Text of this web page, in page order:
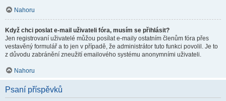
Nahoru
Když chci poslat e-mail uživateli fóra, musím se přihlásit?
Jen registrovaní uživatelé můžou posílat e-maily ostatním členům fóra přes
vestavěný formulář a to jen v případě, že administrátor tuto funkci povolil. Je to
z důvodu zabránění zneužití emailového systému anonymními uživateli.
Nahoru
Psaní příspěvků